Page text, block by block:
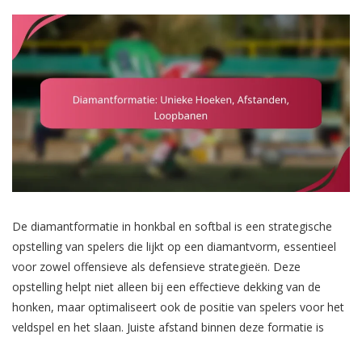
De diamantformatie in honkbal en softbal is een strategische
opstelling van spelers die lijkt op een diamantvorm, essentieel
voor zowel offensieve als defensieve strategieën. Deze
opstelling helpt niet alleen bij een effectieve dekking van de
honken, maar optimaliseert ook de positie van spelers voor het
veldspel en het slaan. Juiste afstand binnen deze formatie is